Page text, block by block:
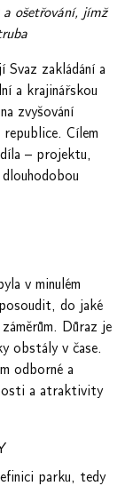
ošetřování, jímž
zakládání a
a krajinářskou
zvyšování
Cílem
– projektu,
v minulém
do jaké
Důraz je
obstály v čase.
odborné a
a atraktivity
parku, tedy